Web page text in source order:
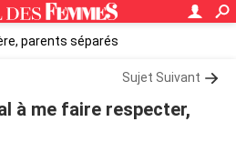
parents séparés
Sujet Suivant
à me faire respecter,